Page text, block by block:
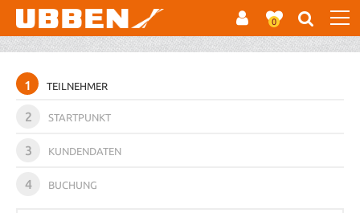
0
1 TEILNEHMER
2 STARTPUNKT
3 KUNDENDATEN
4 BUCHUNG